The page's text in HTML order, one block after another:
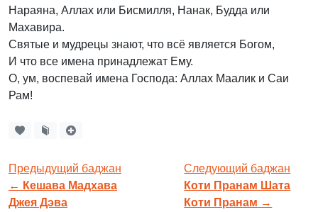
Нараяна, Аллах или Бисмилля, Нанак, Будда или
Махавира.
Святые и мудрецы знают, что всё является Богом,
И что все имена принадлежат Ему.
О, ум, воспевай имена Господа: Аллах Маалик и Саи
Рам!
Предыдущий баджан
← Кешава Мадхава
Джея Дэва
Следующий баджан
Коти Пранам Шата
Коти Пранам →